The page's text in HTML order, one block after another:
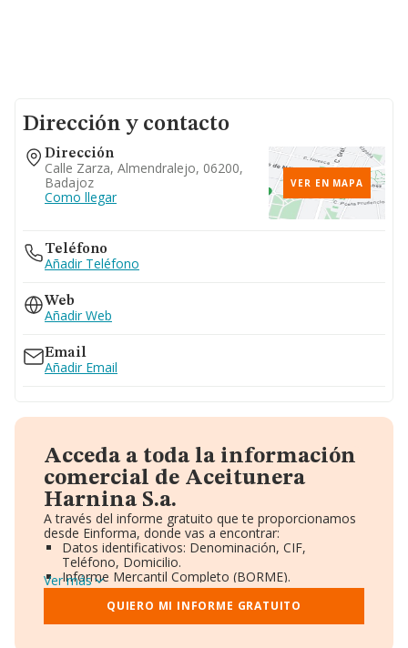
Dirección y contacto
Dirección
Calle Zarza, Almendralejo, 06200,
Badajoz
Como llegar
VER EN MAPA
Teléfono
Añadir Teléfono
Web
Añadir Web
Email
Añadir Email
Acceda a toda la información
comercial de Aceitunera
Harnina S.a.
A través del informe gratuito que te proporcionamos
desde Einforma, donde vas a encontrar:
Datos identificativos: Denominación, CIF,
Teléfono, Domicilio.
Informe Mercantil Completo (BORME).
Gráficos de Evolución Ventas y Empleados.
Consejo de Administración y Administradores.
Directivos y Ejecutivos.
Ver más
QUIERO MI INFORME GRATUITO